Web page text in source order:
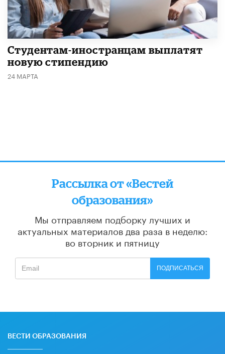
Студентам-иностранцам выплатят
новую стипендию
24 МАРТА
Рассылка от «Вестей
образования»
Мы отправляем подборку лучших и
актуальных материалов два раза в неделю:
во вторник и пятницу
ПОДПИСАТЬСЯ
ВЕСТИ ОБРАЗОВАНИЯ